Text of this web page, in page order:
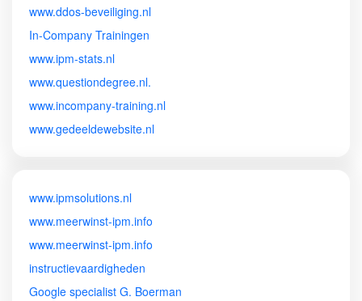
www.ddos-beveiliging.nl
In-Company Trainingen
www.ipm-stats.nl
www.questiondegree.nl.
www.incompany-training.nl
www.gedeeldewebsite.nl
www.ipmsolutions.nl
www.meerwinst-ipm.info
www.meerwinst-ipm.info
instructievaardigheden
Google specialist G. Boerman